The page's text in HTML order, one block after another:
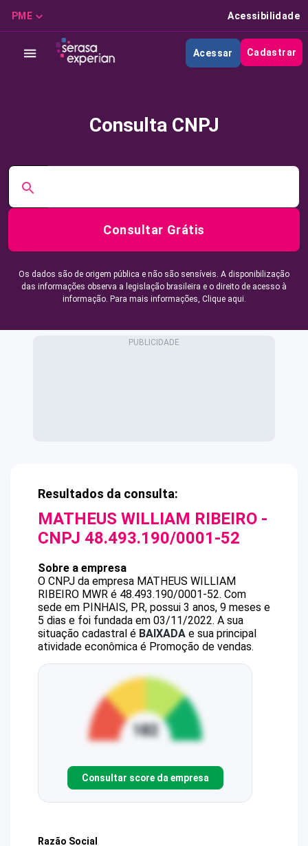
PME Acessibilidade
Acessar Cadastrar
Consulta CNPJ
Consultar Grátis
Os dados são de origem pública e não são sensíveis. A disponibilização
das informações observa a legislação brasileira e o direito de acesso à
informação. Para mais informações, Clique aqui.
Resultados da consulta:
MATHEUS WILLIAM RIBEIRO -
CNPJ 48.493.190/0001-52
Sobre a empresa
O CNPJ da empresa MATHEUS WILLIAM
RIBEIRO MWR é 48.493.190/0001-52. Com
sede em PINHAIS, PR, possui 3 anos, 9 meses e
5 dias e foi fundada em 03/11/2022. A sua
situação cadastral é BAIXADA e sua principal
atividade econômica é Promoção de vendas.
Consultar score da empresa
Razão Social